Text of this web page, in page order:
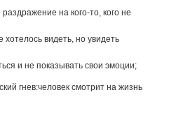
на кого-то, кого не
хотелось видеть, но увидеть
и не показывать свои эмоции;
гнев:человек смотрит на жизнь